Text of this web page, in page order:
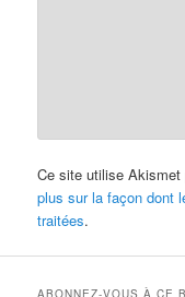
Ce site utilise Akismet
plus sur la façon dont
traitées.
ABONNEZ-VOUS À CE